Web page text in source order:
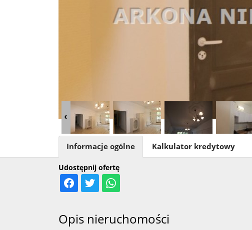
Udostępnij ofertę
Informacje ogólne Kalkulator kredytowy
Opis nieruchomości